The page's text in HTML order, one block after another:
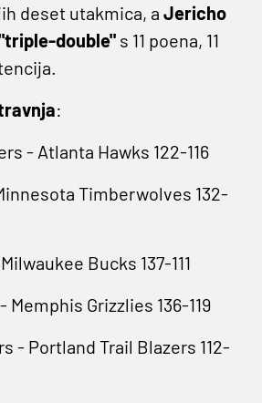
deset utakmica, a Jericho
double" s 11 poena, 11
:
- Atlanta Hawks 122-116
Timberwolves 132-
Bucks 137-111
Grizzlies 136-119
- Portland Trail Blazers 112-